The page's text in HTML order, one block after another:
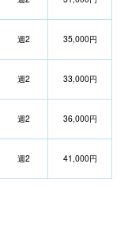
週2 35,000円
週2 33,000円
週2 36,000円
週2 41,000円